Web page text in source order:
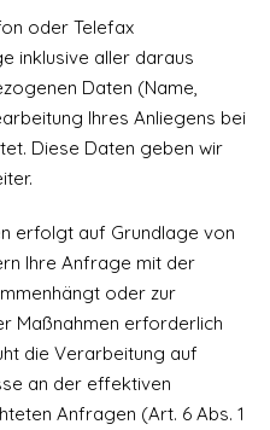
oder Telefax
inklusive aller daraus
Daten (Name,
Ihres Anliegens bei
Diese Daten geben wir
erfolgt auf Grundlage von
Ihre Anfrage mit der
oder zur
Maßnahmen erforderlich
die Verarbeitung auf
an der effektiven
Anfragen (Art. 6 Abs. 1